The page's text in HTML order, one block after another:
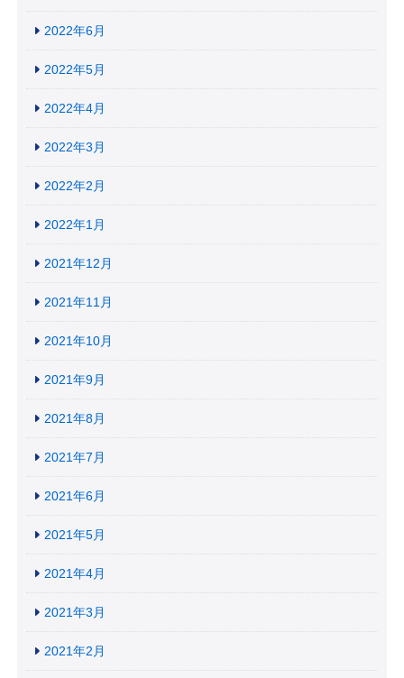
2022年6月
2022年5月
2022年4月
2022年3月
2022年2月
2022年1月
2021年12月
2021年11月
2021年10月
2021年9月
2021年8月
2021年7月
2021年6月
2021年5月
2021年4月
2021年3月
2021年2月